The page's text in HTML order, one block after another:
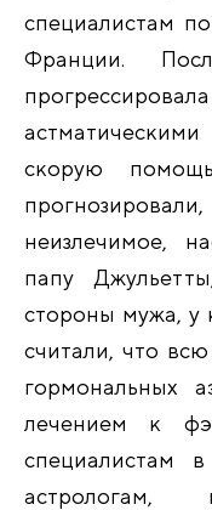
специалистам
Франции.
скорую
неизлечимое,
папу
стороны мужа, у
считали, что
гормональных
лечением к
специалистам
астрологам,